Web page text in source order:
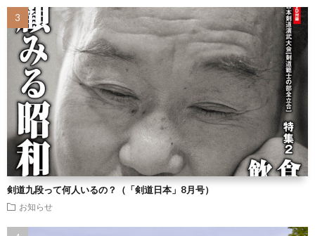
剣道九段って何人いるの？（「剣道日本」8月号）
お知らせ